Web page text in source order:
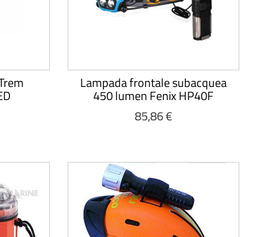
Lampada frontale subacquea
450 lumen Fenix HP40F
85,86 €